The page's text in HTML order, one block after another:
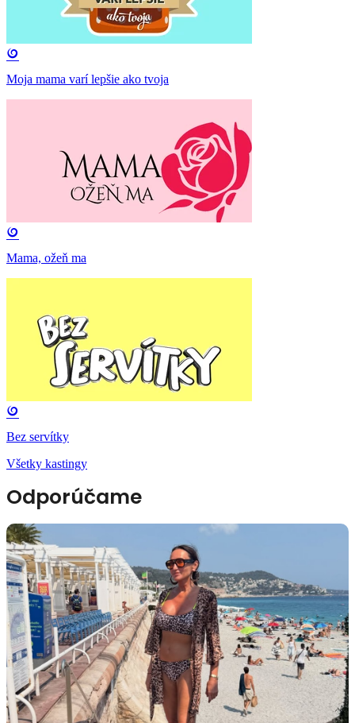
Moja mama varí lepšie ako tvoja
Mama, ožeň ma
Bez servítky
Všetky kastingy
Odporúčame